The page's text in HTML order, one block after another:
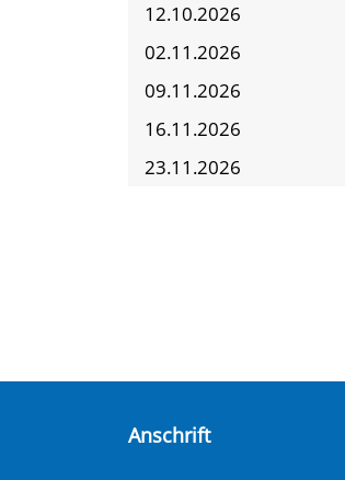
12.10.2026
02.11.2026
09.11.2026
16.11.2026
23.11.2026
Anschrift